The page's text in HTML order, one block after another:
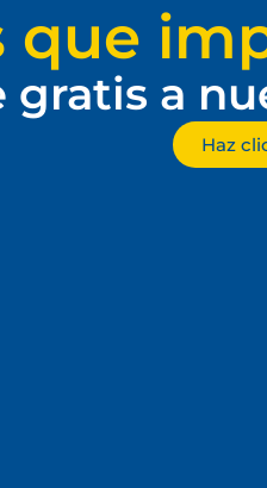
que
gratis a
Haz